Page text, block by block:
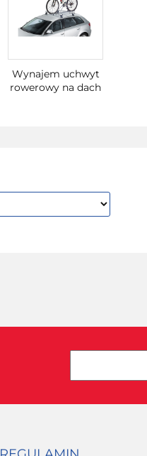
Wynajem uchwyt
rowerowy na dach